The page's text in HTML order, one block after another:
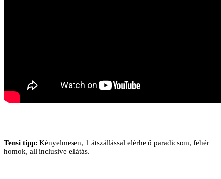
Tensi tipp: Kényelmesen, 1 átszállással elérhető paradicsom, fehér
homok, all inclusive ellátás.